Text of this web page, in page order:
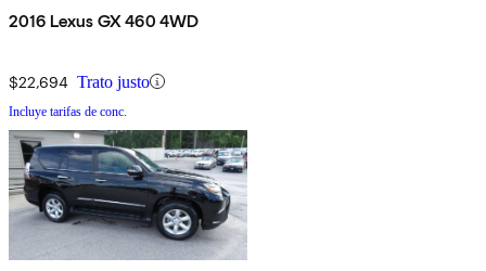
2016 Lexus GX 460 4WD
$22,694 Trato justo
Incluye tarifas de conc.